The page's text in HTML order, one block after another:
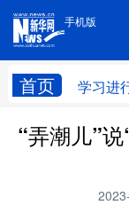
手机版
首页 学习进
手机版
学习进行时
“弄潮儿”